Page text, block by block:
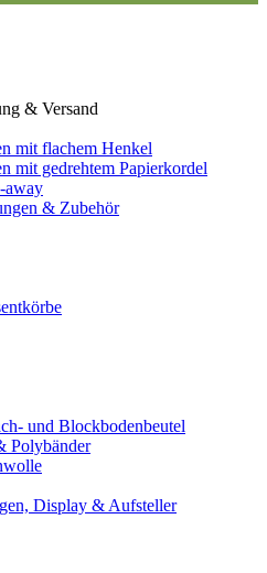
& Versand
mit flachem Henkel
mit gedrehtem Papierkordel
away
& Zubehör
und Blockbodenbeutel
Polybänder
Display & Aufsteller